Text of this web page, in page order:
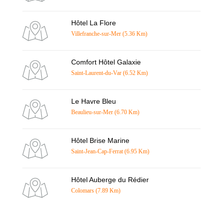
Hôtel La Flore
Villefranche-sur-Mer (5.36 Km)
Comfort Hôtel Galaxie
Saint-Laurent-du-Var (6.52 Km)
Le Havre Bleu
Beaulieu-sur-Mer (6.70 Km)
Hôtel Brise Marine
Saint-Jean-Cap-Ferrat (6.95 Km)
Hôtel Auberge du Rédier
Colomars (7.89 Km)